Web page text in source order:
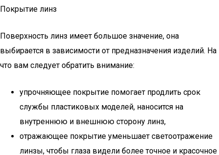
Покрытие линз
Поверхность линз имеет большое значение, она
выбирается в зависимости от предназначения изделий. На
что вам следует обратить внимание:
упрочняющее покрытие помогает продлить срок
службы пластиковых моделей, наносится на
внутреннюю и внешнюю сторону линз,
отражающее покрытие уменьшает светоотражение
линзы, чтобы глаза видели более точное и красочное